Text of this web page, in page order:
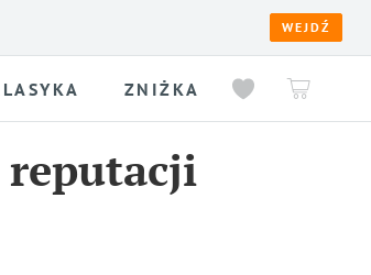
WEJDŹ
ZNIŻKA
reputacji